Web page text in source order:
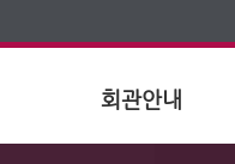
회관안내